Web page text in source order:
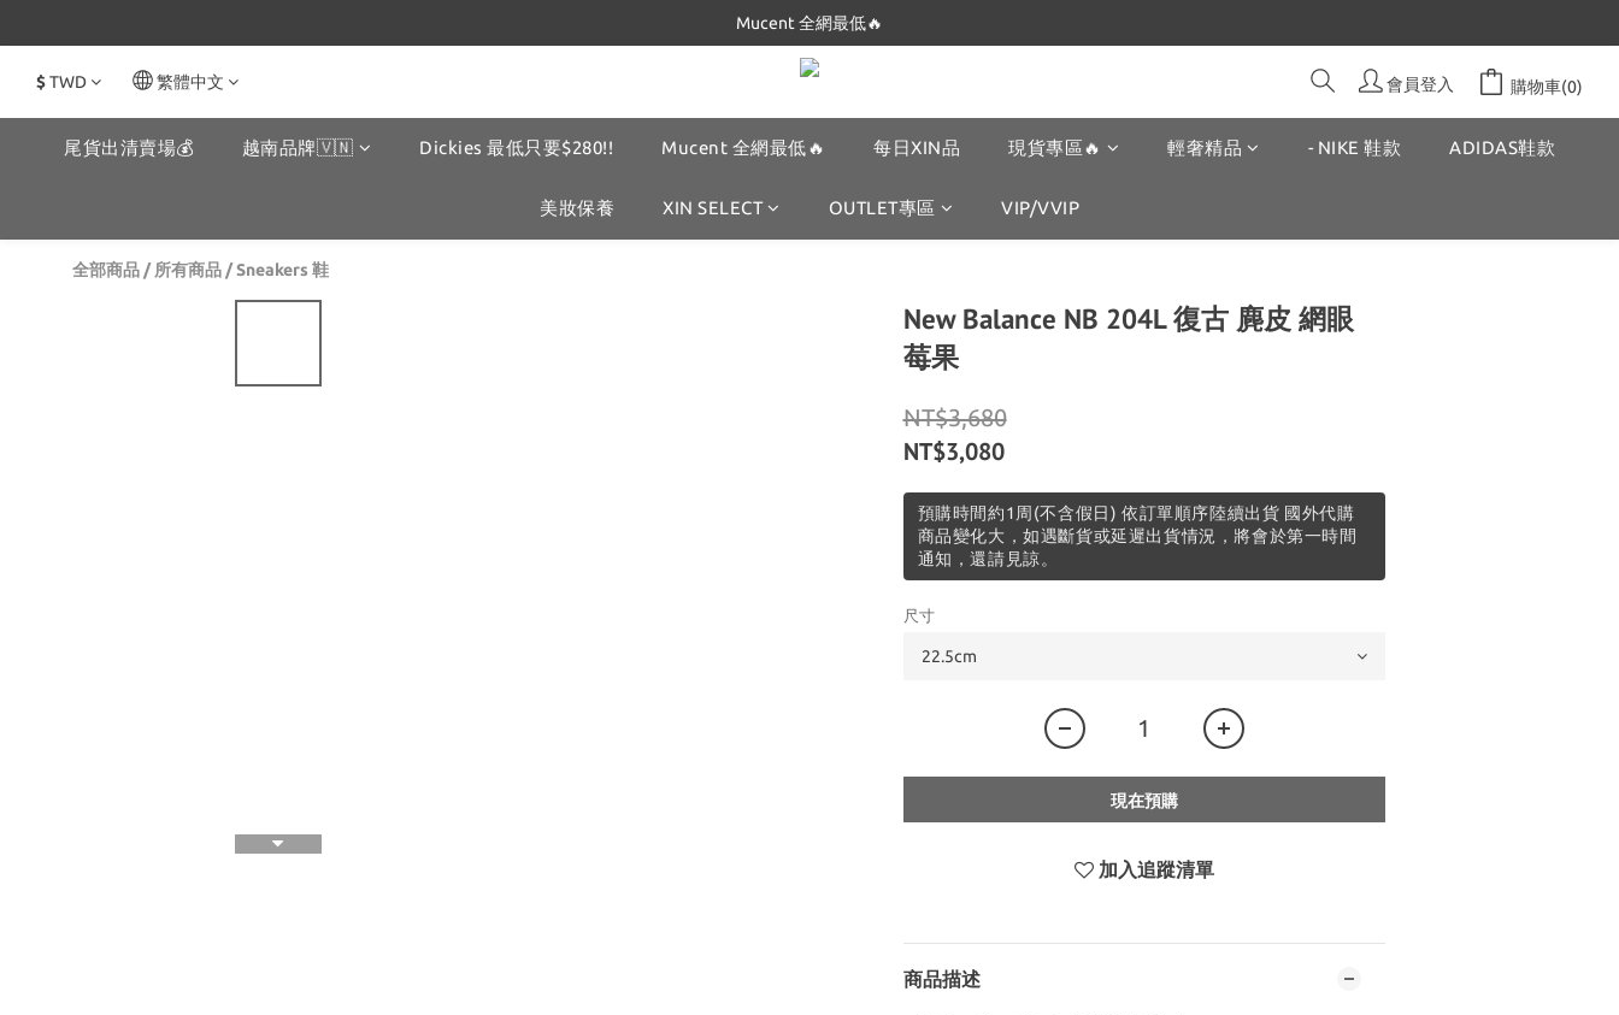
Dickies 最低$280起🔥
Mucent 全網最低🔥
Dickies 最低$280起🔥
$TWD 繁體中文 會員登入 購物車(0)
尾貨出清賣場💰 越南品牌🇻🇳 Dickies 最低只要$280!! Mucent 全網最低🔥 每日XIN品 現貨專區🔥 輕奢精品 - NIKE 鞋款 ADIDAS鞋款
美妝保養 XIN SELECT OUTLET專區 VIP/VVIP
全部商品 /所有商品 /Sneakers 鞋
New Balance NB 204L 復古 麂皮 網眼
莓果
NT$3,680
NT$3,080
預購時間約1周(不含假日) 依訂單順序陸續出貨 國外代購
商品變化大，如遇斷貨或延遲出貨情況，將會於第一時間
通知，還請見諒。
尺寸
現在預購
加入追蹤清單
商品描述